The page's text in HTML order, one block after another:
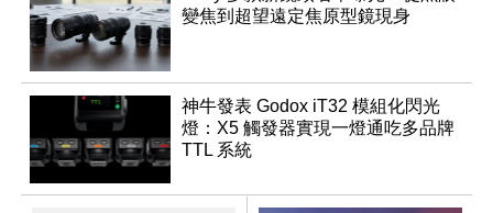
變焦到超望遠定焦原型鏡現身
神牛發表 Godox iT32 模組化閃光
燈：X5 觸發器實現一燈通吃多品牌
TTL 系統